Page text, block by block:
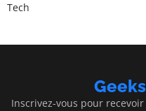
Tech
Inscrivez-vous pour